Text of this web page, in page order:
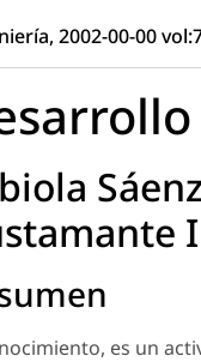
2002-00-00
es un